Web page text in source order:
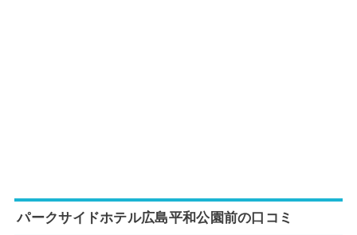
パークサイドホテル広島平和公園前の口コミ